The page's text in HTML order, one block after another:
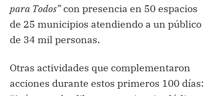
para Todos”con presencia en 50 espacios
de 25 municipios atendiendo a un público
de 34 mil personas.
Otras actividades que complementaron
acciones durante estos primeros 100 días: